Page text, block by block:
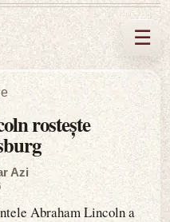
☰
rostește
Azi
Abraham Lincoln a